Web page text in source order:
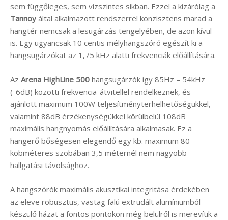
sem függőleges, sem vízszintes síkban. Ezzel a kizárólag a
Tannoy által alkalmazott rendszerrel konzisztens marad a
hangtér nemcsak a lesugárzás tengelyében, de azon kívül
is. Egy ugyancsak 10 centis mélyhangszóró egészít ki a
hangsugárzókat az 1,75 kHz alatti frekvenciák előállítására.
Az Arena HighLine 500 hangsugárzók így 85Hz – 54kHz
(-6dB) közötti frekvencia-átvitellel rendelkeznek, és
ajánlott maximum 100W teljesítményterhelhetőségükkel,
valamint 88dB érzékenységükkel körülbelül 108dB
maximális hangnyomás előállítására alkalmasak. Ez a
hangerő bőségesen elegendő egy kb. maximum 80
köbméteres szobában 3,5 méternél nem nagyobb
hallgatási távolsághoz.
A hangszórók maximális akusztikai integritása érdekében
az eleve robusztus, vastag falú extrudált alumíniumból
készülő házat a fontos pontokon még belülről is merevítik a